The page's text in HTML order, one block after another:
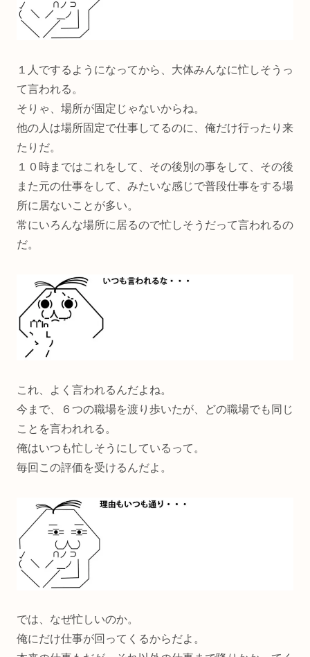
１人でするようになってから、大体みんなに忙しそうっ
て言われる。
そりゃ、場所が固定じゃないからね。
他の人は場所固定で仕事してるのに、俺だけ行ったり来
たりだ。
１０時まではこれをして、その後別の事をして、その後
また元の仕事をして、みたいな感じで普段仕事をする場
所に居ないことが多い。
常にいろんな場所に居るので忙しそうだって言われるの
だ。
これ、よく言われるんだよね。
今まで、６つの職場を渡り歩いたが、どの職場でも同じ
ことを言われれる。
俺はいつも忙しそうにしているって。
毎回この評価を受けるんだよ。
では、なぜ忙しいのか。
俺にだけ仕事が回ってくるからだよ。